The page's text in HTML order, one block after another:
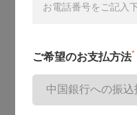
お電話番号をご記入
ご希望のお支払方法*